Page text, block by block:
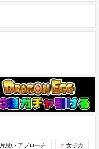
片思い アプローチ 女子力